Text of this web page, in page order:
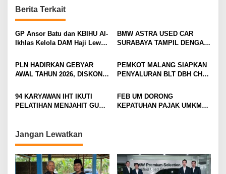
n
a
v
g
a
t
i
n
Berita Terkait
GP Ansor Batu dan KBIHU Al-
Ikhlas Kelola DAM Haji Lewat
BMW ASTRA USED CAR
SURABAYA TAMPIL DENGAN
PELANGGAN DI JATIM
DENGAN FASILITAS
PREMIUM
PLN HADIRKAN GEBYAR
AWAL TAHUN 2026, DISKON
PERSEN
PEMKOT MALANG SIAPKAN
PENYALURAN BLT DBH CHT
ROKOK
94 KARYAWAN IHT IKUTI
PELATIHAN MENJAHIT GUNA
FEB UM DORONG
KEPATUHAN PAJAK UMKM
Jangan Lewatkan